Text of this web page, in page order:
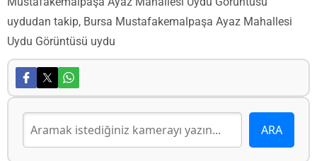
uydudan takip, Bursa Mustafakemalpaşa Ayaz Mahallesi
Uydu Görüntüsü uydu